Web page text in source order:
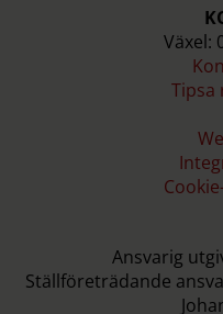
Växel:
Tipsa
Ansvarig
Ställföreträdande